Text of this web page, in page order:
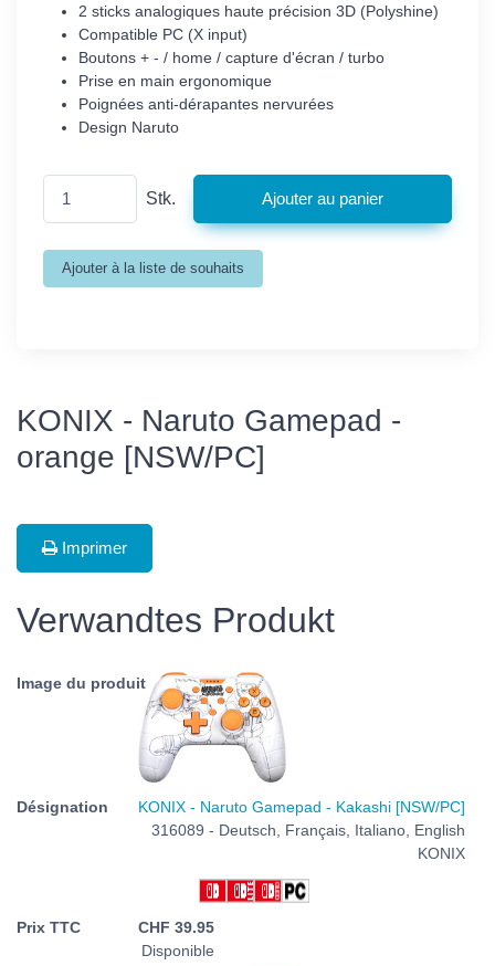
2 sticks analogiques haute précision 3D (Polyshine)
Compatible PC (X input)
Boutons + - / home / capture d'écran / turbo
Prise en main ergonomique
Poignées anti-dérapantes nervurées
Design Naruto
Stk.
KONIX - Naruto Gamepad -
orange [NSW/PC]
Imprimer
Verwandtes Produkt
KONIX - Naruto Gamepad - Kakashi [NSW/PC]
316089 - Deutsch, Français, Italiano, English
KONIX
CHF 39.95
Disponible